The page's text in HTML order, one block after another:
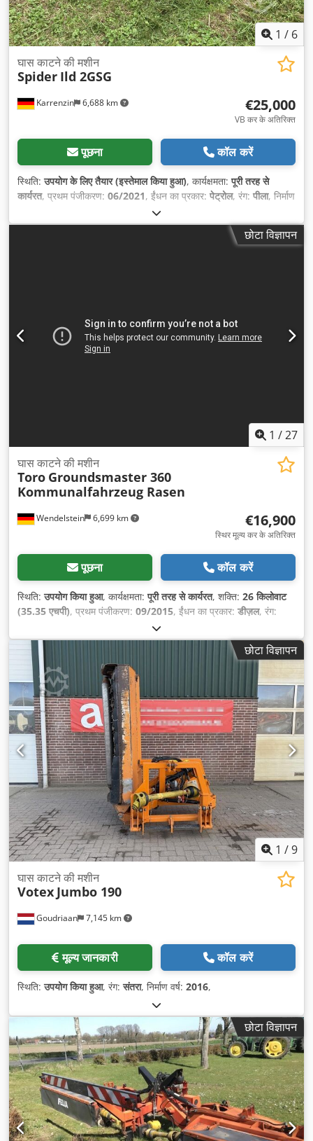
1 / 6
Karrenzin 6,688 km
घास काटने की मशीन
Spider Ild 2GSG
€25,000
VB कर के अतिरिक्त
पूछना कॉल करें
स्थिति:उपयोग के लिए तैयार (इस्तेमाल किया हुआ), कार्यक्षमता:पूरी तरह से
कार्यरत, प्रथम पंजीकरण: 06/2021, ईंधन का प्रकार: पेट्रोल, रंग: पीला, निर्माण
, उपकरण:
ड्राइव,
छोटा विज्ञापन
1 /27
Wendelstein 6,699 km
घास काटने की मशीन
Toro Groundsmaster 360
Kommunalfahrzeug Rasen
€16,900
स्थिर मूल्य कर के अतिरिक्त
पूछना कॉल करें
स्थिति:उपयोग किया हुआ, कार्यक्षमता:पूरी तरह से कार्यरत, शक्ति: 26 किलोवाट
(35.35 एचपी), प्रथम पंजीकरण: 09/2015, ईंधन का प्रकार: डीज़ल, रंग:
, संचालन वजन:1,500 किग्रा
केबिन:डे कैब, गियरिंग प्रकार:हाइड्रोस्टेटिक, निर्माण वर्ष:2015, संचालन के
घंटे: 2,398 h
अतिरिक्त हेडलाइट्स, एयर कंडीशनिंग, सभी पहियों की
ड्राइव, हाइड्रोलिक्स
छोटा विज्ञापन
1 /9
Goudriaan 7,145 km
घास काटने की मशीन
Votex Jumbo 190
मूल्य जानकारी कॉल करें
स्थिति:उपयोग किया हुआ, रंग:संतरा, निर्माण वर्ष: 2016,
छोटा विज्ञापन